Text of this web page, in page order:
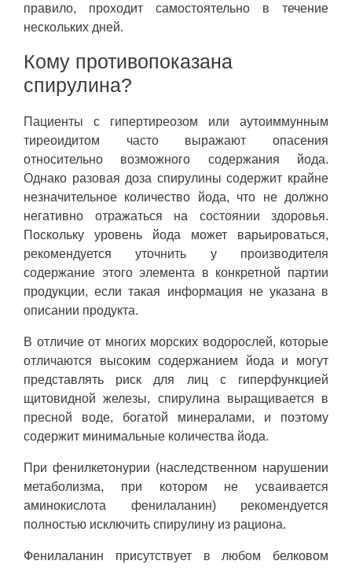
правило, проходит самостоятельно в течение
нескольких дней.
Кому противопоказана
спирулина?
Пациенты с гипертиреозом или аутоиммунным
тиреоидитом часто выражают опасения
относительно возможного содержания йода.
Однако разовая доза спирулины содержит крайне
незначительное количество йода, что не должно
негативно отражаться на состоянии здоровья.
Поскольку уровень йода может варьироваться,
рекомендуется уточнить у производителя
содержание этого элемента в конкретной партии
продукции, если такая информация не указана в
описании продукта.
В отличие от многих морских водорослей, которые
отличаются высоким содержанием йода и могут
представлять риск для лиц с гиперфункцией
щитовидной железы, спирулина выращивается в
пресной воде, богатой минералами, и поэтому
содержит минимальные количества йода.
При фенилкетонурии (наследственном нарушении
метаболизма, при котором не усваивается
аминокислота фенилаланин) рекомендуется
полностью исключить спирулину из рациона.
Фенилаланин присутствует в любом белковом